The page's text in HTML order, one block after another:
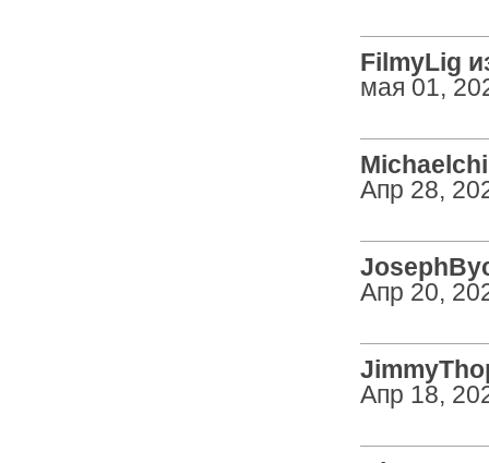
FilmyLig
мая 01,
Апр 28,
Апр 20,
Апр 18,